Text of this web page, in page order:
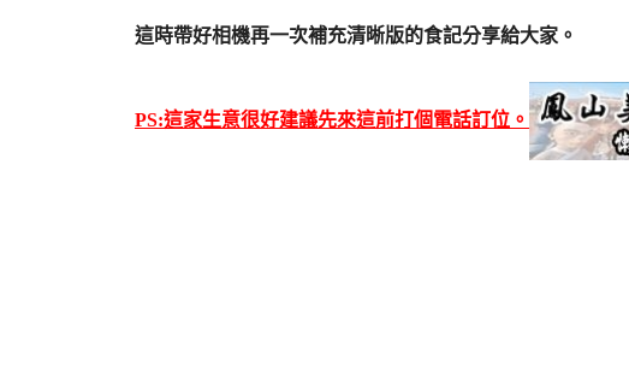
這時帶好相機再一次補充清晰版的食記分享給大家。
PS:這家生意很好建議先來這前打個電話訂位。